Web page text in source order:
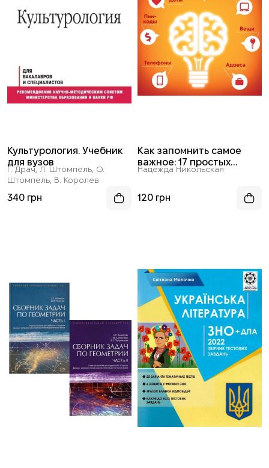
Культурология. Учебник
для вузов
Г. Драч, Л. Штомпель, О.
Штомпель, В. Королев
340 грн
Как запомнить самое
важное: 17 простых
приемов
Надежда Никольская
120 грн